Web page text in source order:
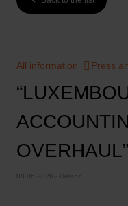
All information Press
08.06.2026 - Delano